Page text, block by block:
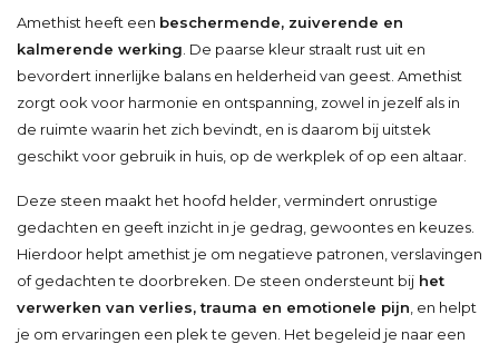
Amethist heeft een beschermende, zuiverende en
kalmerende werking . De paarse kleur straalt rust uit en
bevordert innerlijke balans en helderheid van geest. Amethist
zorgt ook voor harmonie en ontspanning, zowel in jezelf als in
de ruimte waarin het zich bevindt, en is daarom bij uitstek
geschikt voor gebruik in huis, op de werkplek of op een altaar.
Deze steen maakt het hoofd helder, vermindert onrustige
gedachten en geeft inzicht in je gedrag, gewoontes en keuzes.
Hierdoor helpt amethist je om negatieve patronen, verslavingen
of gedachten te doorbreken. De steen ondersteunt bij het
verwerken van verlies, trauma en emotionele pijn , en helpt
je om ervaringen een plek te geven. Het begeleid je naar een